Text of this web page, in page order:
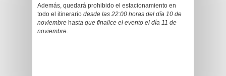
Además, quedará prohibido el estacionamiento en
todo el itinerario desde las 22:00 horas del día 10 de
noviembre hasta que finalice el evento el día 11 de
noviembre.